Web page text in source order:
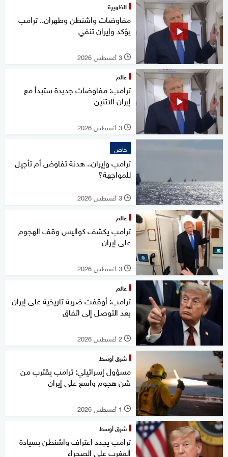
الظهيرة
مفاوضات واشنطن وطهران.. ترامب
يؤكد وإيران تنفي
l 3 أغسطس 2026
عالم
ترامب: مفاوضات جديدة ستبدأ مع
إيران الاثنين
l 3 أغسطس 2026
خاص
ترامب وإيران.. هدنة تفاوض أم تأجيل
للمواجهة؟
l 3 أغسطس 2026
عالم
ترامب يكشف كواليس وقف الهجوم
على إيران
l 3 أغسطس 2026
عالم
ترامب: أوقفت ضربة تاريخية على إيران
بعد التوصل إلى اتفاق
l 2 أغسطس 2026
شرق أوسط
مسؤول إسرائيلي: ترامب يقترب من
شن هجوم واسع على إيران
l 1 أغسطس 2026
شرق أوسط
ترامب يجدد اعتراف واشنطن بسيادة
المغرب على الصحراء